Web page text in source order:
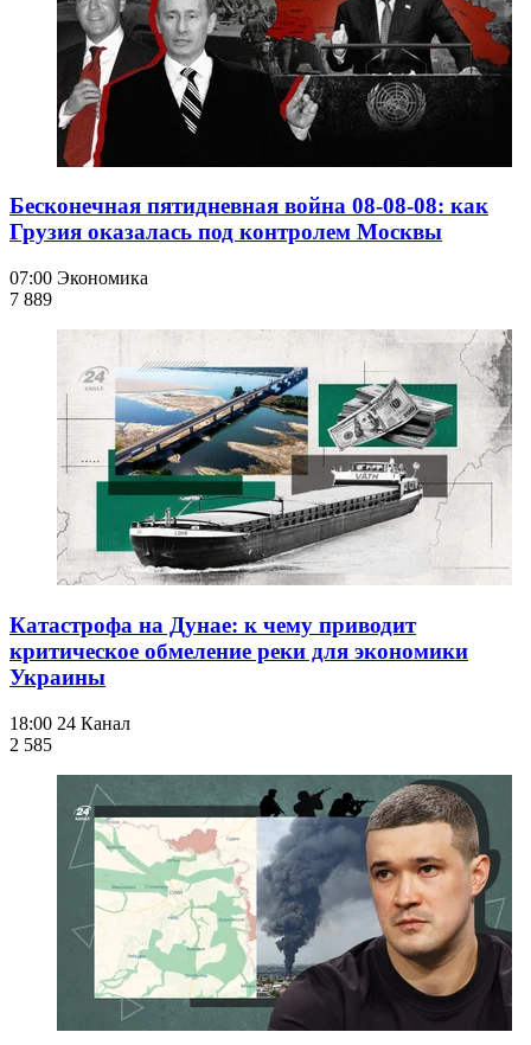
Бесконечная пятидневная война 08-08-08: как
Грузия оказалась под контролем Москвы
07:00 Экономика
7 889
Катастрофа на Дунае: к чему приводит
критическое обмеление реки для экономики
Украины
18:00 24 Канал
2 585